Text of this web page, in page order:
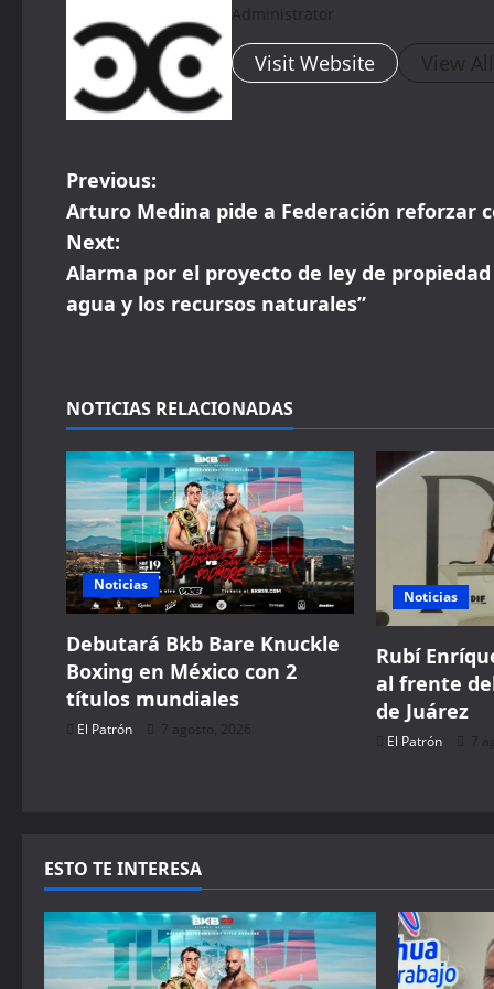
Administrator
Visit Website View
P
o
s
t
a
v
i
g
a
t
i
o
Previous:
Arturo Medina pide a Federación reforzar
Next:
Alarma por el proyecto de ley de
agua y los recursos naturales”
NOTICIAS RELACIONADAS
Noticias
Debutará Bkb Bare Knuckle
Boxing en México con 2
títulos mundiales
El Patrón 7 agosto, 2026
Noticias
Rubí
al frente
de Juárez
El Patrón 7
ESTO TE INTERESA